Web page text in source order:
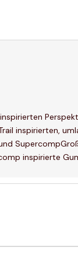
inspirierten,
inspirierte